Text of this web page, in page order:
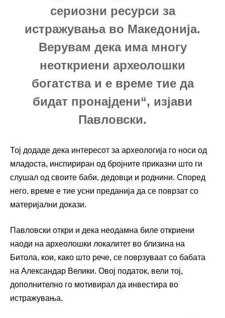
сериозни ресурси за
истражувања во Македонија.
Верувам дека има многу
неоткриени археолошки
богатства и е време тие да
бидат пронајдени“, изјави
Павловски.
Тој додаде дека интересот за археологија го носи од
младоста, инспириран од бројните приказни што ги
слушал од своите баби, дедовци и роднини. Според
него, време е тие усни преданија да се поврзат со
материјални докази.
Павловски откри и дека неодамна биле откриени
наоди на археолошки локалитет во близина на
Битола, кои, како што рече, се поврзуваат со бабата
на Александар Велики. Овој податок, вели тој,
дополнително го мотивирал да инвестира во
истражувања.